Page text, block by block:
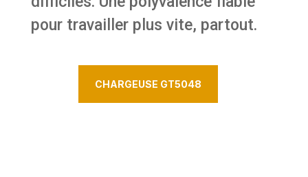
pour travailler plus vite, partout.
CHARGEUSE GT5048